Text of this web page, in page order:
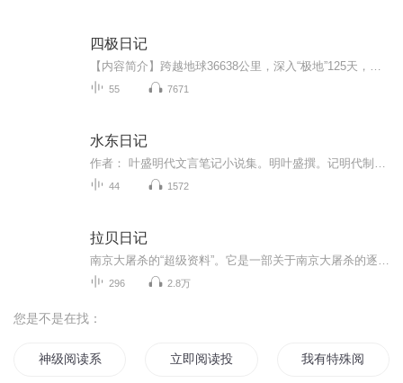
四极日记
55 7671
水东日记
44 1572
拉贝日记
296 2.8万
您是不是在找：
神级阅读系统 立即阅读投票 我有特殊阅读技巧